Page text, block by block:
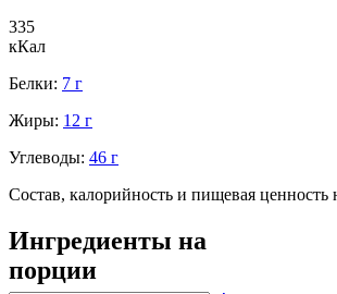
335
кКал
Белки: 7 г
Жиры: 12 г
Углеводы: 46 г
Состав, калорийность и пищевая ценность
Ингредиенты на
порции